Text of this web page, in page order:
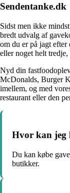
Sendentanke.dk
Sidst men ikke
bredt udvalg af
om du er på jagt
eller noget helt
Nyd din
McDonalds, Burger
imellem, og med
restaurant eller den
Hvor kan jeg
Du kan købe
butikker.